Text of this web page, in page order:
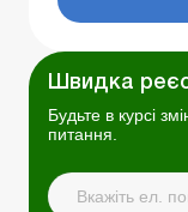
Швидка
Будьте в курсі
питання.